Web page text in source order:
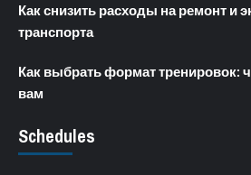
Как снизить расходы на ремонт и
транспорта
Как выбрать формат тренировок:
вам
Schedules